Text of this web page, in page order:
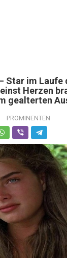
Star im
Herzen
gealterten
PROMINENTEN